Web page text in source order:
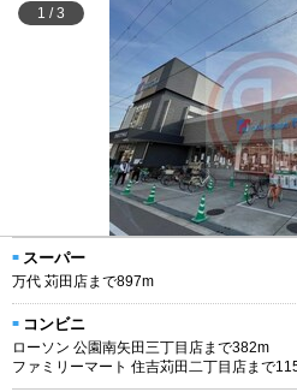
1 /3
スーパー
万代 苅田店まで897m
コンビニ
ローソン 公園南矢田三丁目店まで382m
ファミリーマート 住吉苅田二丁目店まで